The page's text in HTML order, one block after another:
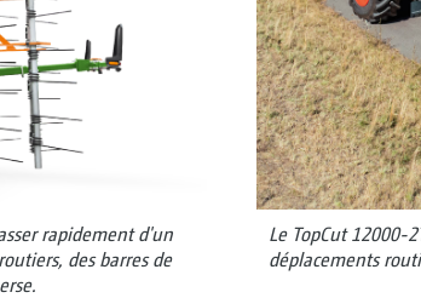
rapidement d'un
des barres de
Le TopCut 12000-
déplacements